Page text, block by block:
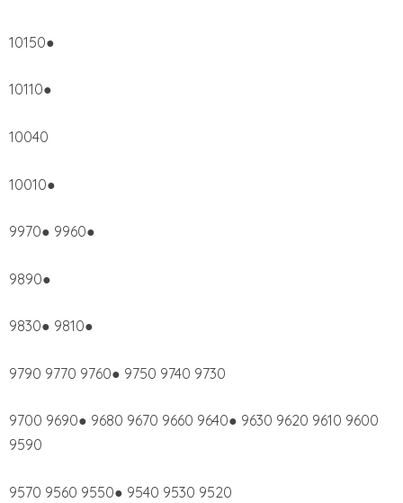
10150●
10110●
10040
10010●
9970● 9960●
9890●
9830● 9810●
9790 9770 9760● 9750 9740 9730
9700 9690● 9680 9670 9660 9640● 9630 9620 9610 9600
9590
9570 9560 9550● 9540 9530 9520